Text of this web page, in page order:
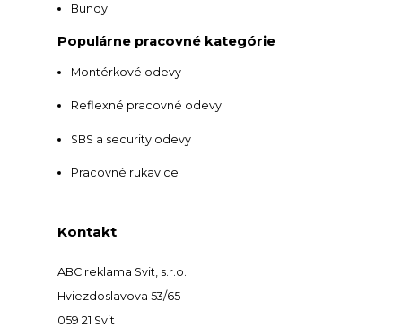
Bundy
Populárne pracovné kategórie
Montérkové odevy
Reflexné pracovné odevy
SBS a security odevy
Pracovné rukavice
Kontakt
ABC reklama Svit, s.r.o.
Hviezdoslavova 53/65
059 21 Svit